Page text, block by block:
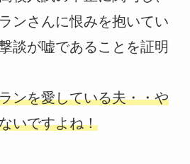
ンさんに恨みを抱いてい
談が嘘であることを証明
ンを愛している夫・・や
いですよね！